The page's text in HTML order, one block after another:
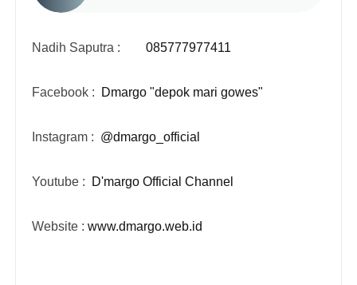
Nadih Saputra : 085777977411
Facebook : Dmargo "depok mari gowes"
Instagram : @dmargo_official
Youtube : D'margo Official Channel
Website :www.dmargo.web.id